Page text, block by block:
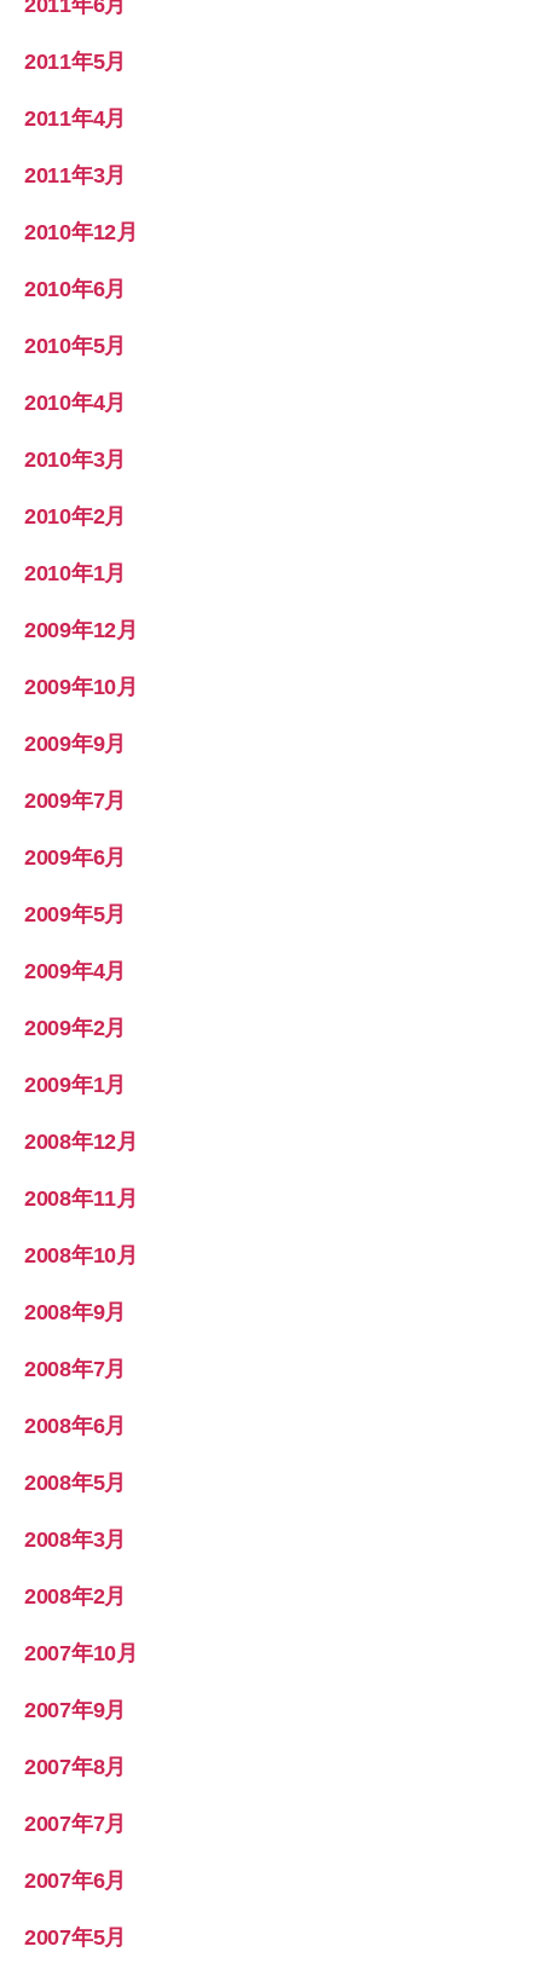
2011年6月
2011年5月
2011年4月
2011年3月
2010年12月
2010年6月
2010年5月
2010年4月
2010年3月
2010年2月
2010年1月
2009年12月
2009年10月
2009年9月
2009年7月
2009年6月
2009年5月
2009年4月
2009年2月
2009年1月
2008年12月
2008年11月
2008年10月
2008年9月
2008年7月
2008年6月
2008年5月
2008年3月
2008年2月
2007年10月
2007年9月
2007年8月
2007年7月
2007年6月
2007年5月